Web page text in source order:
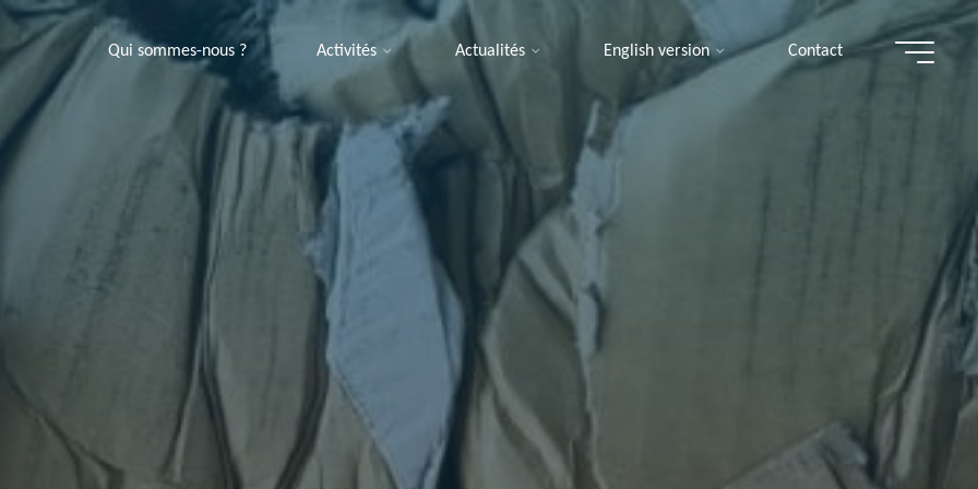
Qui sommes-nous ? Activités Actualités English version Contact